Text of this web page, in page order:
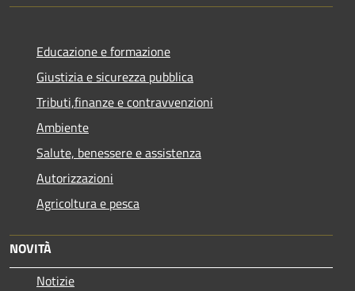
Educazione e formazione
Giustizia e sicurezza pubblica
Tributi,finanze e contravvenzioni
Ambiente
Salute, benessere e assistenza
Autorizzazioni
Agricoltura e pesca
NOVITÀ
Notizie